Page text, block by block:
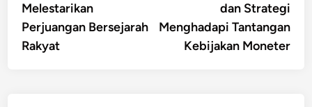
Melestarikan
Perjuangan Bersejarah
Rakyat
dan Strategi
Menghadapi Tantangan
Kebijakan Moneter